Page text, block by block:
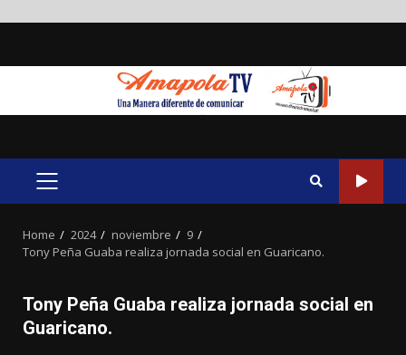
PRIMARY
Home 2024 noviembre
9
Tony Peña Guaba realiza jornada social en Guaricano.
Tony Peña Guaba realiza jornada social en
Guaricano.